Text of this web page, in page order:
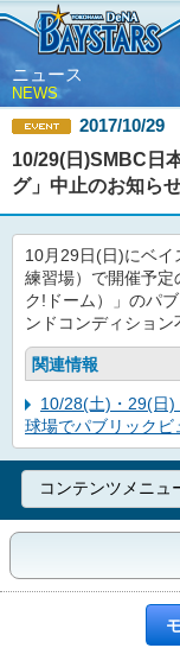
ニュース
NEWS
2017/10/29
10/29(日)SMBC日
グ」中止のお知ら
10月29日(日)にベイ
練習場）で開催予
ク!ドーム）」のパ
ンドコンディション
関連情報
10/28(土)・29(日)
球場でパブリックビ